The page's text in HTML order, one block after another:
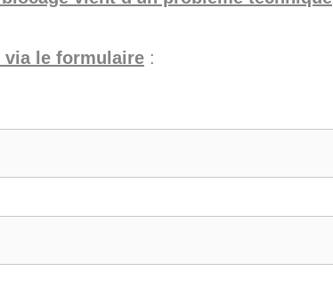
via le formulaire :